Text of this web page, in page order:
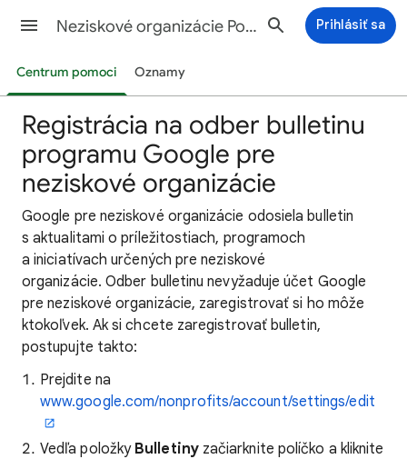
Neziskové organizácie Pomocník Prihlásiť sa
Centrum pomoci Oznamy
Registrácia na odber bulletinu
programu Google pre
neziskové organizácie
Google pre neziskové organizácie odosiela bulletin
s aktualitami o príležitostiach, programoch
a iniciatívach určených pre neziskové
organizácie. Odber bulletinu nevyžaduje účet Google
pre neziskové organizácie, zaregistrovať si ho môže
ktokoľvek. Ak si chcete zaregistrovať bulletin,
postupujte takto:
Prejdite na
www.google.com/nonprofits/account/settings/edit
Vedľa položky Bulletinyzačiarknite políčko a kliknite